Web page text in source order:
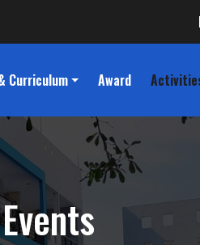
Curriculum Award
Events